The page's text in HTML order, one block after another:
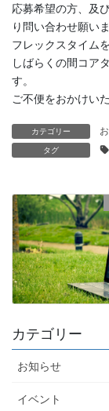
応募希望の方、及
り問い合わせ願いま
フレックスタイム
しばらくの間コア
す。
ご不便をおかけい
カテゴリー
タグ
カテゴリー
お知らせ
イベント